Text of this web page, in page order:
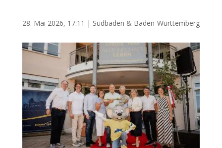
28. Mai 2026, 17:11 | Südbaden & Baden-Württemberg